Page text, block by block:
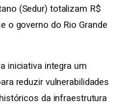
(Sedur) totalizam R$
o governo do Rio Grande
iniciativa integra um
reduzir vulnerabilidades
da infraestrutura